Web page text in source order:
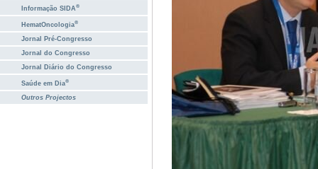
Informação SIDA®
HematOncologia®
Jornal Pré-Congresso
Jornal do Congresso
Jornal Diário do Congresso
Saúde em Dia®
Outros Projectos